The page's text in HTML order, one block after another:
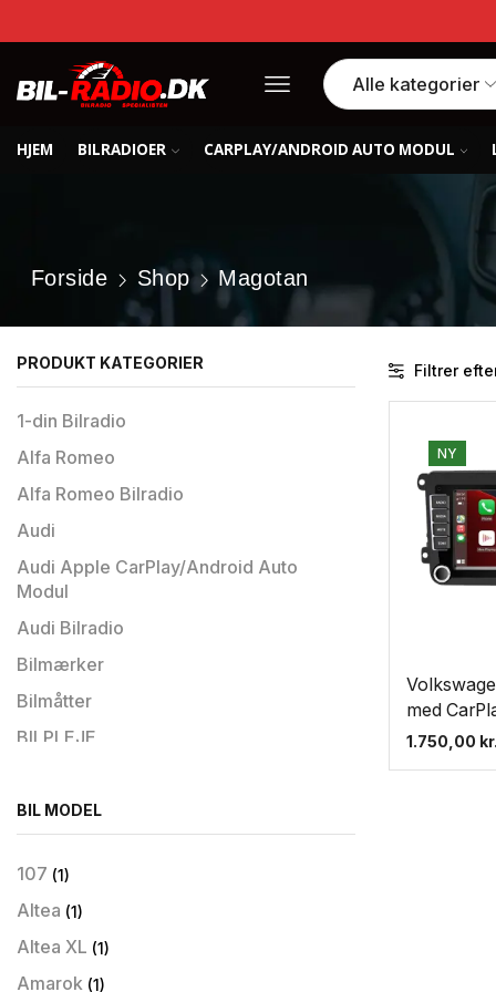
HJEM BILRADIOER CARPLAY/ANDROID AUTO MODUL
Forside Shop Magotan
Filtrer
NY
med
1.750,00 kr.
PRODUKT KATEGORIER
1-din Bilradio
Alfa Romeo
Alfa Romeo Bilradio
Audi
Audi Apple CarPlay/Android Auto
Modul
Audi Bilradio
Bilmærker
Bilmåtter
BILPLEJE
Bilradio til Hyundai
BMW
BMW Apple CarPlay/Android Auto
Modul
BMW Bilradio
BIL MODEL
107 (1)
Altea (1)
Altea XL (1)
Amarok (1)